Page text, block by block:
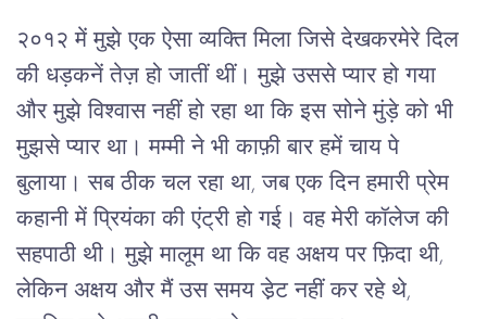
२०१२ में मुझे एक ऐसा व्यक्ति मिला जिसे देखकरमेरे दिल
की धड़कनें तेज़ हो जातीं थीं। मुझे उससे प्यार हो गया
और मुझे विश्वास नहीं हो रहा था कि इस सोने मुंड़े को भी
मुझसे प्यार था। मम्मी ने भी काफ़ी बार हमें चाय पे
बुलाया। सब ठीक चल रहा था, जब एक दिन हमारी प्रेम
कहानी में प्रियंका की एंट्री हो गई। वह मेरी कॉलेज की
सहपाठी थी। मुझे मालूम था कि वह अक्षय पर फ़िदा थी,
लेकिन अक्षय और मैं उस समय डे़ट नहीं कर रहे थे,